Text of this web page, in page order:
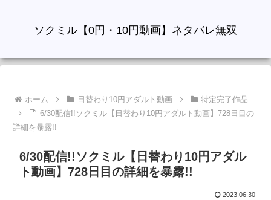
ソクミル【0円・10円動画】ネタバレ無双
ホーム 日替わり10円アダルト動画
特定完了作品
6/30配信!!ソクミル【日替わり10円アダルト動画】728日目の
詳細を暴露!!
6/30配信!!ソクミル【日替わり10円アダル
ト動画】728日目の詳細を暴露!!
2023.06.30